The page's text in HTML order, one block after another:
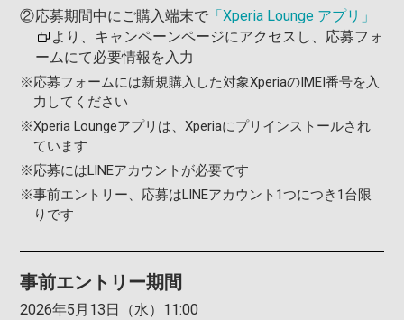
②応募期間中にご購⼊端末で「Xperia Loungeアプリ」
より、キャンペーンページにアクセスし、応募フォ
ームにて必要情報を⼊⼒
※応募フォームには新規購入した対象XperiaのIMEI番号を入
力してください
※Xperia Loungeアプリは、Xperiaにプリインストールされ
ています
※応募にはLINEアカウントが必要です
※事前エントリー、応募はLINEアカウント1つにつき1台限
りです
事前エントリー期間
2026年5月13日（水）11:00